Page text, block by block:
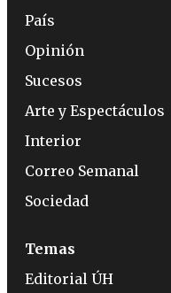
País
Opinión
Sucesos
Arte y Espectáculos
Interior
Correo Semanal
Sociedad
Temas
Editorial ÚH